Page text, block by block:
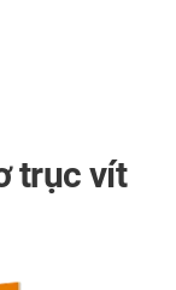
trục vít